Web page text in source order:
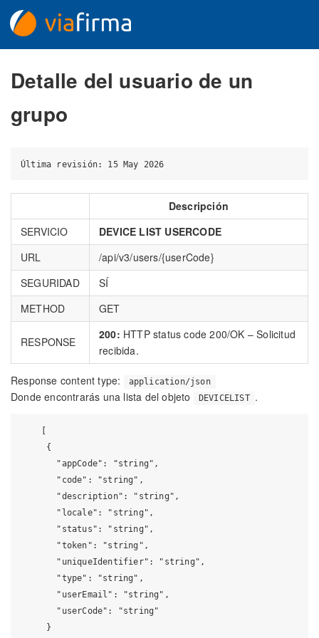
Detalle del usuario de un
grupo
Descripción
SERVICIO
DEVICE LIST USERCODE
URL
/api/v3/users/{userCode}
SEGURIDAD
SÍ
METHOD
GET
RESPONSE
200: HTTP status code 200/OK – Solicitud
recibida.
Response content type: application/json
Donde encontrarás una lista del objeto DEVICELIST .
     {
       "appCode": "string",
       "code": "string",
       "description": "string",
       "locale": "string",
       "status": "string",
       "token": "string",
       "uniqueIdentifier": "string",
       "type": "string",
       "userEmail": "string",
       "userCode": "string"
     }